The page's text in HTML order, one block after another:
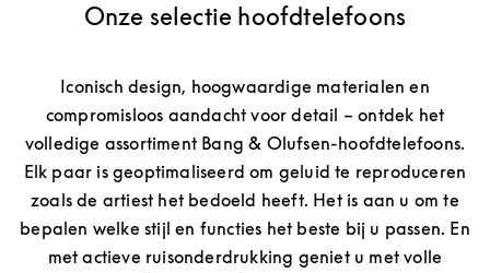
Onze selectie hoofdtelefoons
Iconisch design, hoogwaardige materialen en
compromisloos aandacht voor detail – ontdek het
volledige assortiment Bang & Olufsen-hoofdtelefoons.
Elk paar is geoptimaliseerd om geluid te reproduceren
zoals de artiest het bedoeld heeft. Het is aan u om te
bepalen welke stijl en functies het beste bij u passen. En
met actieve ruisonderdrukking geniet u met volle